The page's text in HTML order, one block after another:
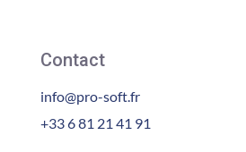
Contact
info@pro-soft.fr
+33 6 81 21 41 91